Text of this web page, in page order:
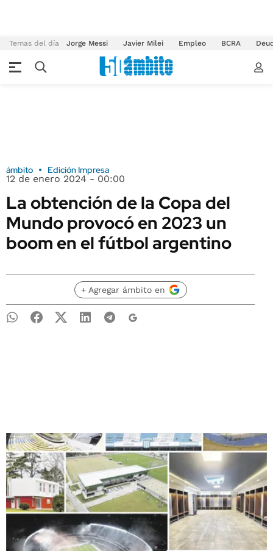
Temas del día Jorge Messi Javier Milei Empleo BCRA
ámbito Edición Impresa
12 de enero 2024 - 00:00
La obtención de la Copa del
Mundo provocó en 2023 un
boom en el fútbol argentino
+ Agregar ámbito en